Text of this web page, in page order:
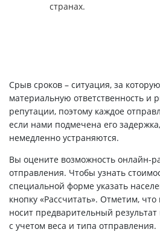
странах.
Срыв сроков – ситуация, за
материальную ответственность и
репутации, поэтому каждое
если нами подмечена его
немедленно устраняются.
Вы оцените возможность онлайн-
отправления. Чтобы узнать
специальной форме указать
кнопку «Рассчитать». Отметим,
носит предварительный результат
с учетом веса и типа отправления.